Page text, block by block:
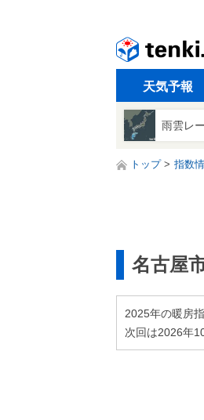
天気予報
雨雲レ
トップ 指数
名古屋
2025年の暖房
次回は2026年